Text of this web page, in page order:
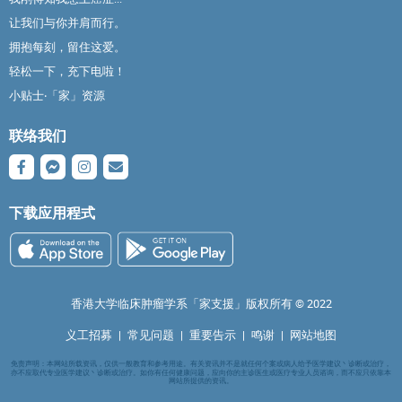
让我们与你并肩而行。
拥抱每刻，留住这爱。
轻松一下，充下电啦！
小贴士‧「家」资源
联络我们
下载应用程式
香港大学临床肿瘤学系「家支援」版权所有 ©️ 2022
义工招募 | 常见问题 | 重要告示 | 鸣谢 | 网站地图
免责声明：本网站所载资讯，仅供一般教育和参考用途。有关资讯并不是就任何个案或病人给予医学建议丶诊断或治疗，
亦不应取代专业医学建议丶诊断或治疗。如你有任何健康问题，应向你的主诊医生或医疗专业人员谘询，而不应只依靠本
网站所提供的资讯。